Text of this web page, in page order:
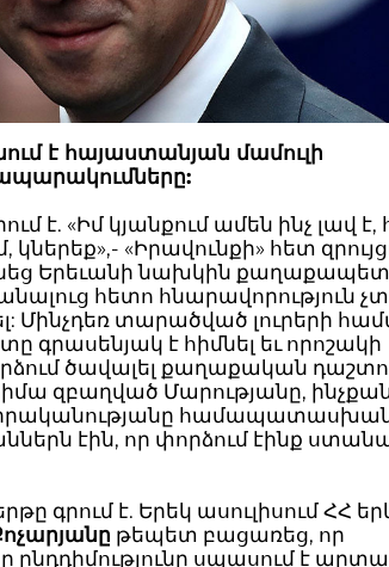
է հայաստանյան մամուլի
է. «Իմ կյանքում ամեն ինչ լավ է,
«Իրավունքի» հետ
Երեւանի նախկին
հետո հնարավորություն
Մինչդեռ տարածված լուրերի
է հիմնել եւ որոշակի
ծավալել քաղաքական
զբաղված Մարությանը,
էին, որ փորձում էինք
գրում է. Երեկ ասուլիսում ՀՀ
թեպետ բացառեց, որ
սպասում է